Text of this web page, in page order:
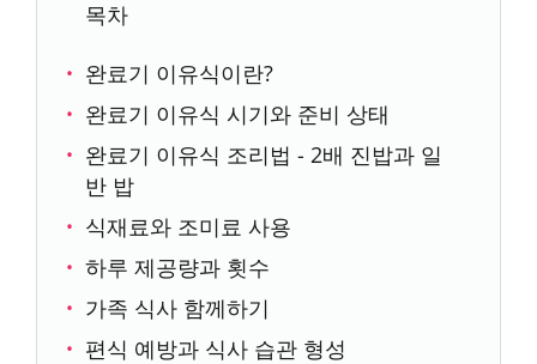
목차
완료기 이유식이란?
완료기 이유식 시기와 준비 상태
완료기 이유식 조리법 - 2배 진밥과 일
반 밥
식재료와 조미료 사용
하루 제공량과 횟수
가족 식사 함께하기
편식 예방과 식사 습관 형성